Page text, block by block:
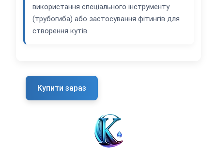
використання спеціального інструменту
(трубогиба) або застосування фітингів для
створення кутів.
Купити зараз